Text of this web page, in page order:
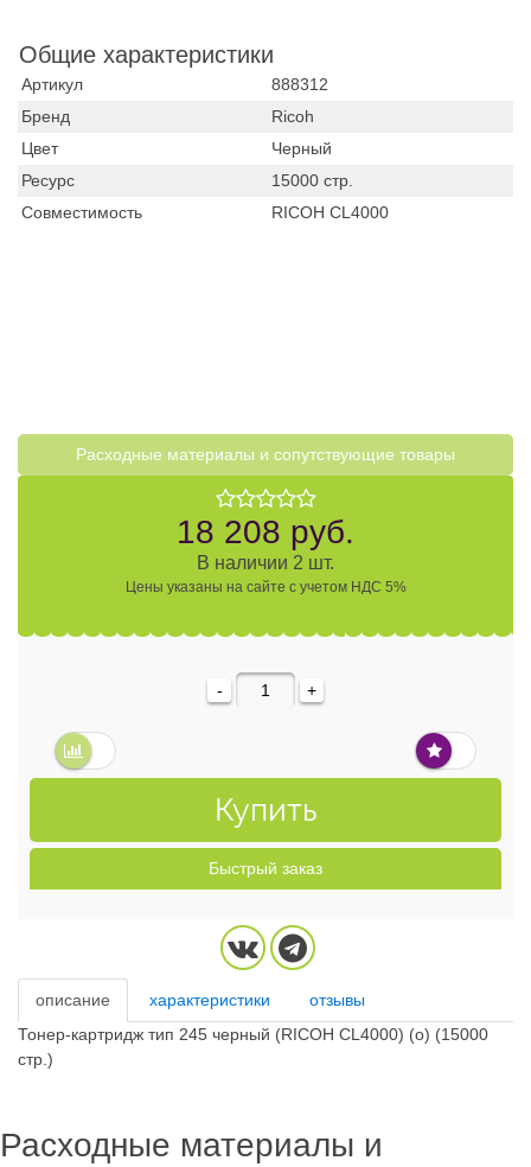
Общие характеристики
Артикул
888312
Бренд
Ricoh
Цвет
Черный
Ресурс
15000 стр.
Совместимость
RICOH CL4000
Расходные материалы и cопутствующие товары
18 208 руб.
В наличии 2 шт.
Цены указаны на сайте с учетом НДС 5%
- +
Купить
Быстрый заказ
описание характеристики
отзывы
Тонер-картридж тип 245 черный (RICOH CL4000) (o) (15000
стр.)
Расходные материалы и